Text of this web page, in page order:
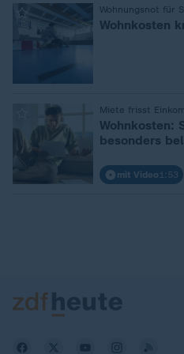
Wohnungsnot für
Wohnkosten
Miete frisst
Wohnkosten:
besonders
mit Video 1:53